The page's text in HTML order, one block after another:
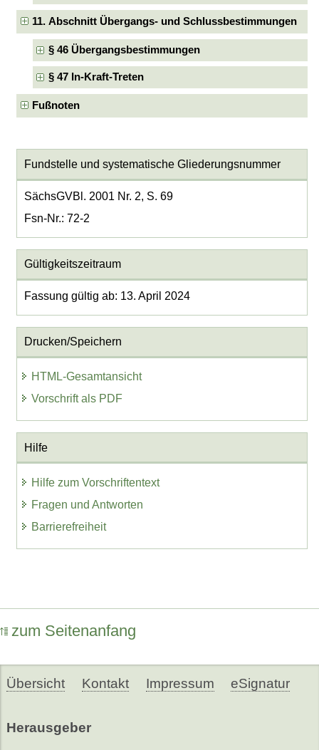
11. Abschnitt Übergangs- und Schlussbestimmungen
§ 46 Übergangsbestimmungen
§ 47 In-Kraft-Treten
Fußnoten
Fundstelle und systematische Gliederungsnummer
SächsGVBl. 2001 Nr. 2, S. 69
Fsn-Nr.: 72-2
Gültigkeitszeitraum
Fassung gültig ab: 13. April 2024
Drucken/Speichern
HTML-Gesamtansicht
Vorschrift als PDF
Hilfe
Hilfe zum Vorschriftentext
Fragen und Antworten
Barrierefreiheit
zum Seitenanfang
Übersicht Kontakt Impressum eSignatur
Herausgeber